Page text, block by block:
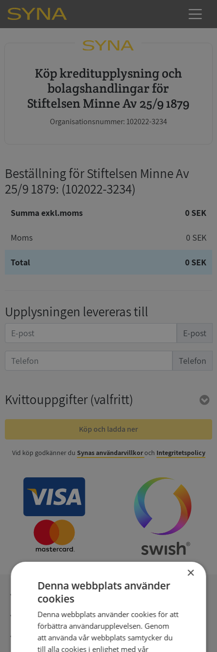
Köp kreditupplysning och
bolagshandlingar för
Stiftelsen Minne Av 25/9 1879
Organisationsnummer: 102022-3234
Beställning för Stiftelsen Minne Av
25/9 1879: (102022-3234)
Summa exkl.moms 0 SEK
Moms 0 SEK
Total 0 SEK
Upplysningen levereras till
E-post
Telefon
Kvittouppgifter(valfritt)
Köp och ladda ner
Vid köp godkänner du Synas användarvillkoroch Integritetspolicy
Inga kopior till omfrågad
Säker betalning med stripe
Direkt digital leverans
×
Denna webbplats använder
cookies
Denna webbplats använder cookies för att
förbättra användarupplevelsen. Genom
att använda vår webbplats samtycker du
till alla cookies i enlighet med vår